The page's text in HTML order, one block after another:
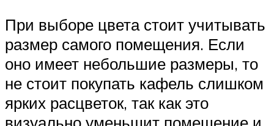
При выборе цвета стоит учитывать
размер самого помещения. Если
оно имеет небольшие размеры, то
не стоит покупать кафель слишком
ярких расцветок, так как это